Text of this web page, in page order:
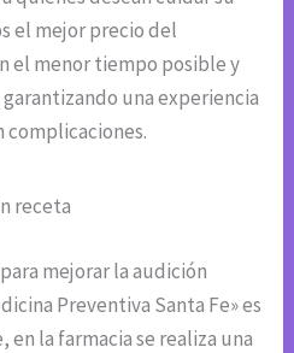
el mejor precio del
el menor tiempo posible y
una experiencia
complicaciones.
receta
mejorar la audición
Preventiva Santa Fe» es
en la farmacia se realiza una